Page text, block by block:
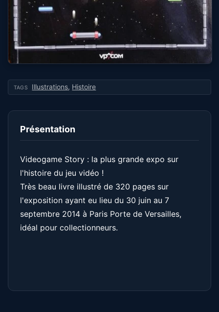
TAGS Illustrations, Histoire
Présentation
Videogame Story : la plus grande expo sur
l'histoire du jeu vidéo !
Très beau livre illustré de 320 pages sur
l'exposition ayant eu lieu du 30 juin au 7
septembre 2014 à Paris Porte de Versailles,
idéal pour collectionneurs.